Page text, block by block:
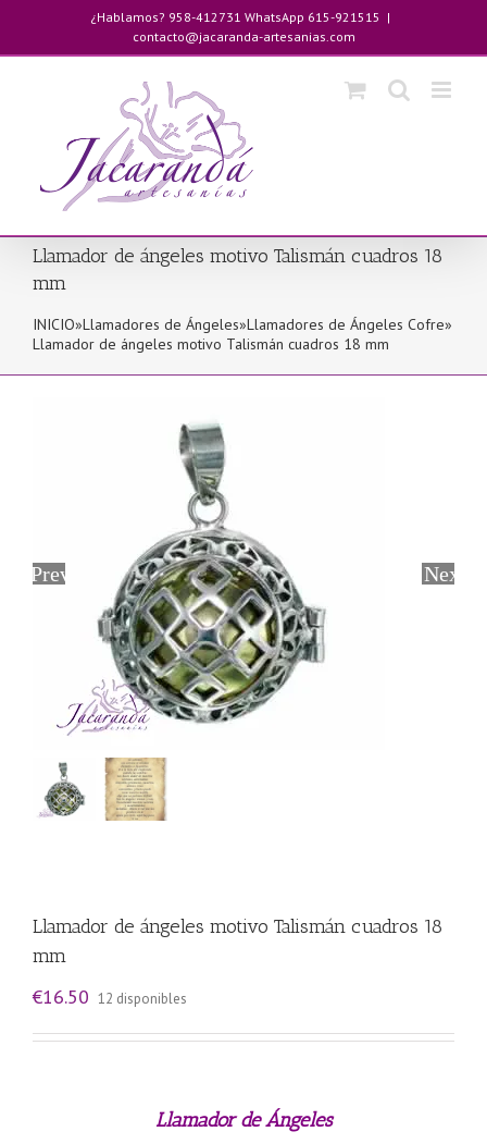
contenido
¿Hablamos? 958-412731 WhatsApp 615-921515 |
contacto@jacaranda-artesanias.com
Llamador de ángeles motivo Talismán cuadros 18
mm
INICIO»Llamadores de Ángeles»Llamadores de Ángeles Cofre»
Llamador de ángeles motivo Talismán cuadros 18 mm
Previous Next
Llamador de ángeles motivo Talismán cuadros 18
mm
€16.50 12 disponibles
Llamador de Ángeles